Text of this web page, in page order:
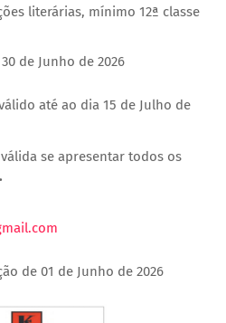
literárias, mínimo 12ª classe
de Junho de 2026
até ao dia 15 de Julho de
se apresentar todos os
.
de 01 de Junho de 2026